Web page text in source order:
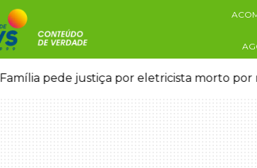
Família pede justiça por eletricista morto por